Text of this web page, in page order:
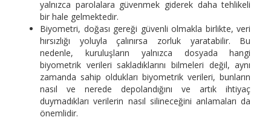
yalnızca parolalara güvenmek giderek daha tehlikeli
bir hale gelmektedir.
Biyometri, doğası gereği güvenli olmakla birlikte, veri
hırsızlığı yoluyla çalınırsa zorluk yaratabilir. Bu
nedenle, kuruluşların yalnızca dosyada hangi
biyometrik verileri sakladıklarını bilmeleri değil, aynı
zamanda sahip oldukları biyometrik verileri, bunların
nasıl ve nerede depolandığını ve artık ihtiyaç
duymadıkları verilerin nasıl silineceğini anlamaları da
önemlidir.